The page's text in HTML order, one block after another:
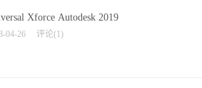
Xforce Autodesk 2019
04-26 评论(1)